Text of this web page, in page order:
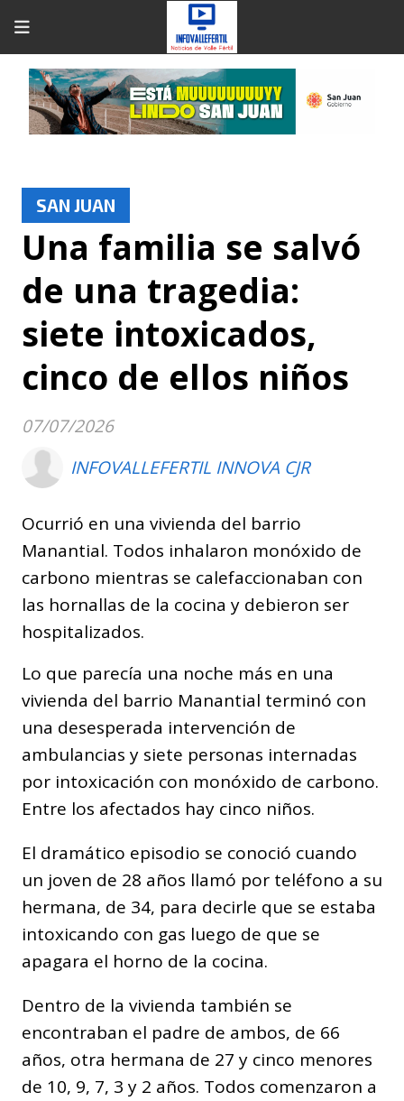
Una familia se salvó
de una tragedia:
siete intoxicados,
cinco de ellos niños
Ocurrió en una vivienda del barrio
Manantial. Todos inhalaron monóxido de
carbono mientras se calefaccionaban con
las hornallas de la cocina y debieron ser
hospitalizados.
SAN JUAN
07/07/2026
INFOVALLEFERTIL INNOVA CJR
Lo que parecía una noche más en una
vivienda del barrio Manantial terminó con
una desesperada intervención de
ambulancias y siete personas internadas
por intoxicación con monóxido de carbono.
Entre los afectados hay cinco niños.
El dramático episodio se conoció cuando
un joven de 28 años llamó por teléfono a su
hermana, de 34, para decirle que se estaba
intoxicando con gas luego de que se
apagara el horno de la cocina.
Dentro de la vivienda también se
encontraban el padre de ambos, de 66
años, otra hermana de 27 y cinco menores
de 10, 9, 7, 3 y 2 años. Todos comenzaron a